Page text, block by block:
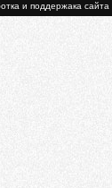
и поддержака сайта